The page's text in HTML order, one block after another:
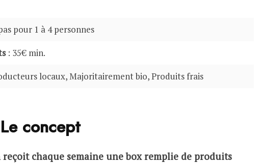
pour 1 à 4 personnes
: 35€ min.
locaux, Majoritairement bio, Produits frais
concept
reçoit chaque semaine une box remplie de produits